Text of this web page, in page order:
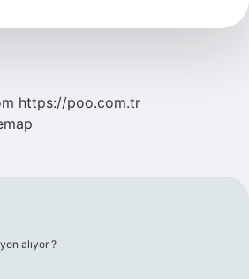
https://poo.com.tr
alıyor ?